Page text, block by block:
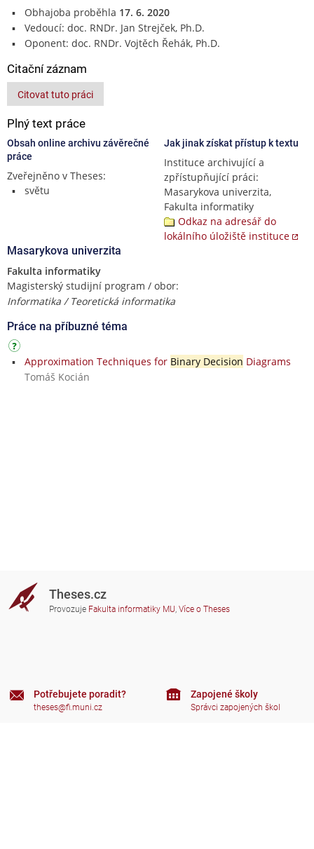
Obhajoba proběhla 17. 6. 2020
Vedoucí: doc. RNDr. Jan Strejček, Ph.D.
Oponent: doc. RNDr. Vojtěch Řehák, Ph.D.
Citační záznam
Citovat tuto práci
Plný text práce
Obsah online archivu závěrečné
práce
Zveřejněno v Theses:
světu
Jak jinak získat přístup k textu
Instituce archivující a
zpřístupňující práci:
Masarykova univerzita,
Fakulta informatiky
Odkaz na adresář do
lokálního úložiště instituce
Masarykova univerzita
Fakulta informatiky
Magisterský studijní program / obor:
Informatika / Teoretická informatika
Práce na příbuzné téma
Approximation Techniques for Binary Decision Diagrams
Tomáš Kocián
Theses.cz
Provozuje Fakulta informatiky MU, Více o Theses
Potřebujete poradit?
theses@fi.muni.cz
Zapojené školy
Správci zapojených škol